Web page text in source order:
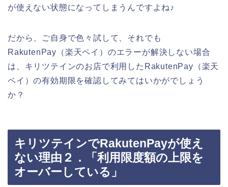
が使えない状態になってしまうんですよね♪
だから、ご自身で色々試して、それでも
RakutenPay（楽天ペイ）のエラーが解決しない場合
は、キリツテインのお店で利用したRakutenPay（楽天
ペイ）の有効期限を確認してみてはいかがでしょう
か？
キリツテインでRakutenPayが使え
ない理由２．「利用限度額の上限を
オーバーしている」